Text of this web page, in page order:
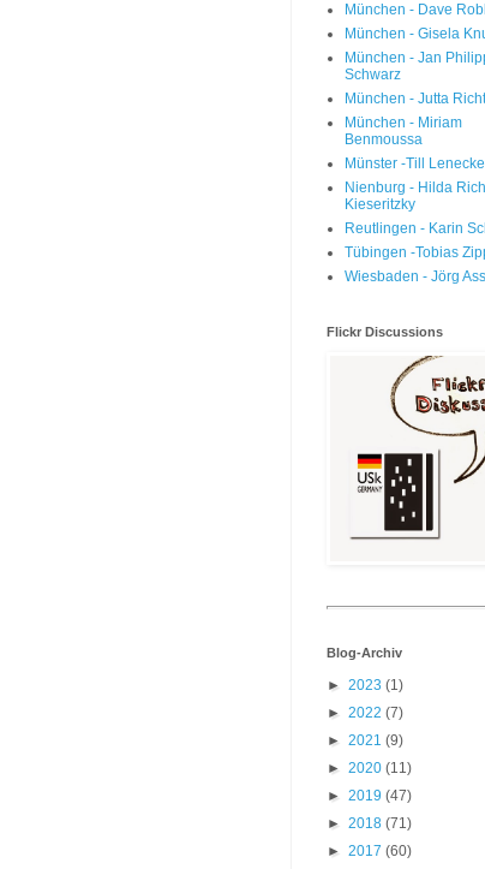
München - Dave
München - Gisela
München - Jan
Schwarz
München - Jutta
München - Miriam
Benmoussa
Münster -Till Lenecke
Nienburg - Hilda
Kieseritzky
Reutlingen - Karin
Tübingen -Tobias
Wiesbaden - Jörg
Flickr Discussions
Blog-Archiv
► 2023 (1)
► 2022 (7)
► 2021 (9)
► 2020 (11)
► 2019 (47)
► 2018 (71)
► 2017 (60)